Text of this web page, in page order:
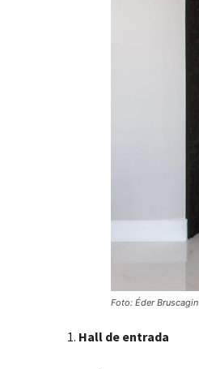
Foto: Éder Bruscagin
Hall de entrada